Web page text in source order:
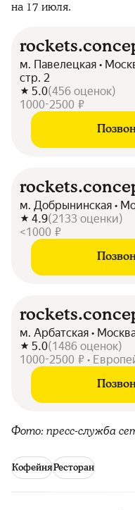
на 17 июля.
м. Павелецкая •
стр. 2
5.0(456 оценок)
1000-2500 ₽
м. Добрынинская •
4.9(2133 оценки)
<1000 ₽
м. Арбатская •
5.0(1486 оценок)
1000-2500 ₽ •
Фото: пресс-служба
КофейняРесторан